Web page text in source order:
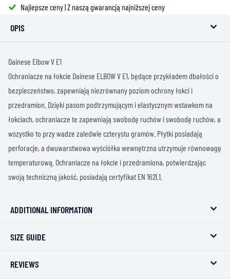
Najlepsze ceny | Z naszą gwarancją najniższej ceny
OPIS
Dainese Elbow V E1
Ochraniacze na łokcie Dainese ELBOW V E1, będące przykładem dbałości o
bezpieczeństwo, zapewniają niezrównany poziom ochrony łokci i
przedramion. Dzięki pasom podtrzymującym i elastycznym wstawkom na
łokciach, ochraniacze te zapewniają swobodę ruchów i swobodę ruchów, a
wszystko to przy wadze zaledwie czterystu gramów. Płytki posiadają
perforacje, a dwuwarstwowa wyściółka wewnętrzna utrzymuje równowagę
temperaturową. Ochraniacze na łokcie i przedramiona, potwierdzając
swoją techniczną jakość, posiadają certyfikat EN 1621.1.
ADDITIONAL INFORMATION
SIZE GUIDE
REVIEWS